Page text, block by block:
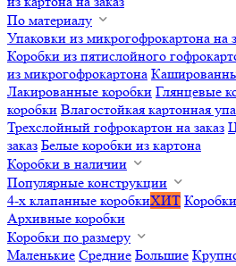
По материалу
Упаковки из микрогофрокартона на
Коробки из пятислойного
из микрогофрокартона
Лакированные коробки Глянцевые
коробки Влагостойкая картонная
Трехслойный гофрокартон на заказ
заказ Белые коробки из картона
Коробки в наличии
Популярные конструкции
4-х клапанные коробкиХИТ
Архивные коробки
Коробки по размеру
Маленькие Средние Большие